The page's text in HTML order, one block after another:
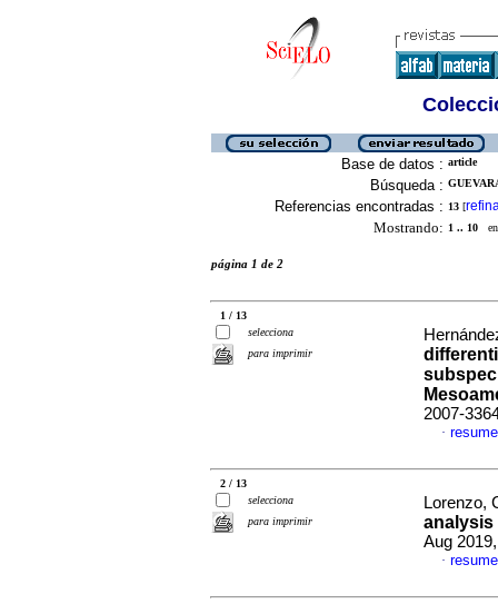
Base de datos : article
Búsqueda :
Referencias encontradas : 13 [
Mostrando: 1 .. 10 en
página 1 de 2
1 / 13
selecciona
para imprimir
2007-
·
2 / 13
selecciona
para imprimir
Lorenzo,
analysis
Aug
·